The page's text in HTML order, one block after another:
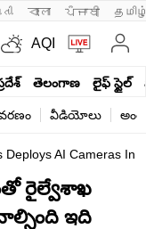
বাংলা ਪੰਜਾਬੀ
AQI
తెలంగాణ లైఫ్ స్టైల్
వీడియోలు
Deploys AI Cameras In
రైల్వేశాఖ
ఇది